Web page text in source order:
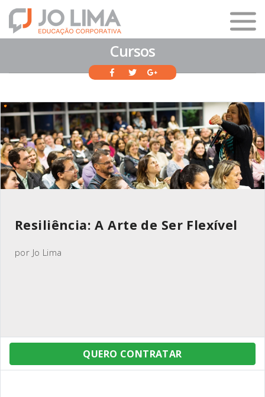
Cursos
Resiliência: A Arte de Ser Flexível
por Jo Lima
QUERO CONTRATAR